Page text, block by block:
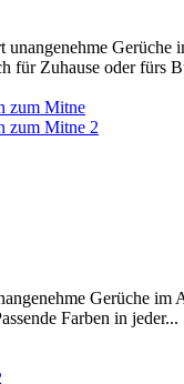
für Zuhause oder fürs
Gerüche im
Farben in jeder...